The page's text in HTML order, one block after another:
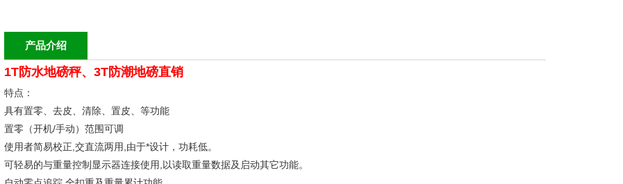
产品介绍
1T防水地磅秤、3T防潮地磅直销
特点：
具有置零、去皮、清除、置皮、等功能
置零（开机/手动）范围可调
使用者简易校正,交直流两用,由于*设计，功耗低。
可轻易的与重量控制显示器连接使用,以读取重量数据及启动其它功能。